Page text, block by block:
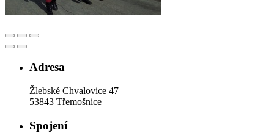
Adresa
Žlebské Chvalovice 47
53843 Třemošnice
Spojení